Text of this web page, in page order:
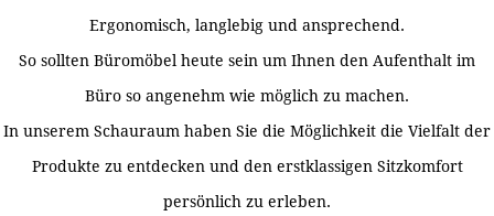
Ergonomisch, langlebig und ansprechend.
So sollten Büromöbel heute sein um Ihnen den Aufenthalt im
Büro so angenehm wie möglich zu machen.
In unserem Schauraum haben Sie die Möglichkeit die Vielfalt der
Produkte zu entdecken und den erstklassigen Sitzkomfort
persönlich zu erleben.